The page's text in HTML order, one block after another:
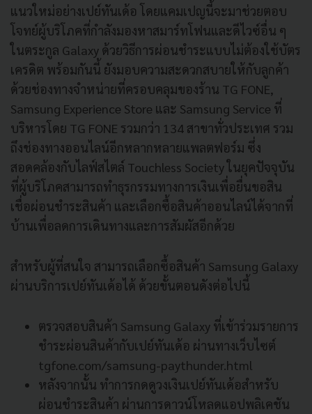
แนวใหม่อย่างเปย์ทันเด้อ โดยแคมเปญนี้จะมาช่วยตอบ
โจทย์ผู้บริโภคที่กำลังมองหาสมาร์ทโฟนและดีไวซ์อื่น ๆ
ในตระกูล Galaxy ด้วยวิธีการผ่อนชำระแบบไม่ต้องใช้บัตร
เครดิต พร้อมกันนี้ ยังมอบความสะดวกสบายให้กับลูกค้า
ด้วยช่องทางจำหน่ายที่ครอบคลุมของร้าน TG FONE,
Samsung Experience Store และ Samsung Service ที่
บริหารโดย TG FONE รวมกว่า 134 สาขาทั่วประเทศ รวม
ถึงช่องทางออนไลน์อีกหลากหลายแพลตฟอร์ม ซึ่ง
สอดคล้องกับไลฟ์สไตล์ Touchless Society ในยุคปัจจุบัน
ที่ผู้บริโภคสามารถทำธุรกรรมทางการเงินเพื่อยื่นขอสิน
เชื่อผ่อนชำระสินค้า และเลือกซื้อสินค้าออนไลน์ได้จากที่
บ้านเพื่อลดการเดินทางและการสัมผัสอีกด้วย
สำหรับผู้ที่สนใจ สามารถเลือกซื้อสินค้า Samsung Galaxy
ผ่านบริการเปย์ทันเด้อได้ ด้วยขั้นตอนดังต่อไปนี้
ตรวจสอบสินค้า Samsung Galaxy ที่เข้าร่วมรายการ
ชำระผ่อนสินค้ากับเปย์ทันเด้อ ผ่านทางเว็บไซต์
tgfone.com/samsung-paythunder.html
หลังจากนั้น ทำการกดดูวงเงินเปย์ทันเด้อสำหรับ
ผ่อนชำระสินค้า ผ่านการดาวน์โหลดแอปพลิเคชัน